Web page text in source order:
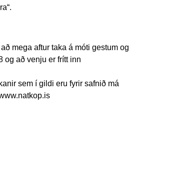
mega aftur taka á móti gestum og
og að venju er frítt inn
sem í gildi eru fyrir safnið má